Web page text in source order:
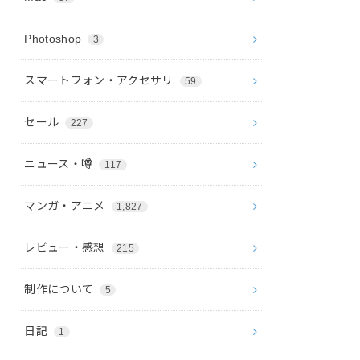
Photoshop 3
スマートフォン・アクセサリ 59
セール 227
ニュース・噂 117
マンガ・アニメ 1,827
レビュー・感想 215
制作について 5
日記 1